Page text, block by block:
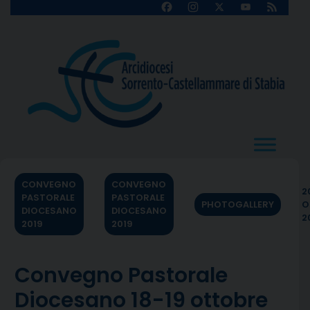
FacebookInstagram
X
YouTube
Feed
CONVEGNO
PASTORALE
DIOCESANO
2019
CONVEGNO
PASTORALE
DIOCESANO
2019
PHOTOGALLERY
Convegno Pastorale
Diocesano 18-19 ottobre